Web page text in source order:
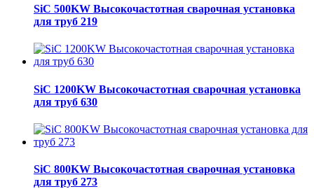
SiC 500KW Высокочастотная сварочная установка
для труб 219
SiC 1200KW Высокочастотная сварочная установка
для труб 630
SiC 800KW Высокочастотная сварочная установка
для труб 273